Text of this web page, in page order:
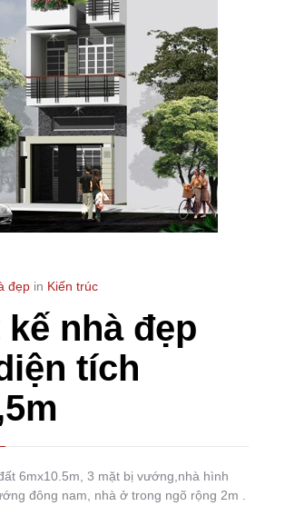
đẹp in Kiến trúc
nhà đẹp
tích
6mx10.5m, 3 mặt bị vướng,nhà hình
đông nam, nhà ở trong ngõ rộng 2m .